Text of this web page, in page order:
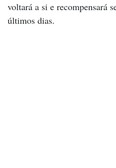
voltará a si e recompensará
últimos dias.